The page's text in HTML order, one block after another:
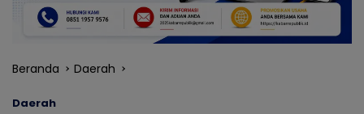
Beranda Daerah
Daerah